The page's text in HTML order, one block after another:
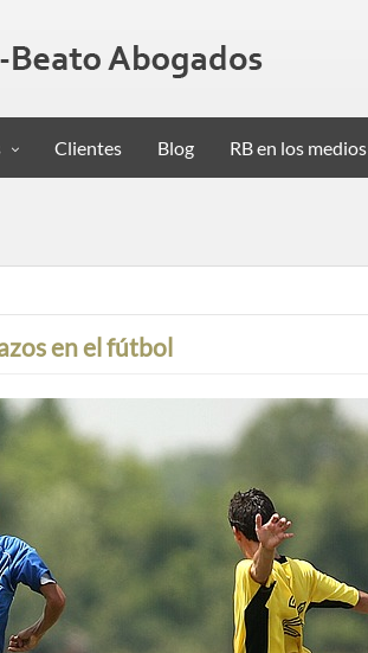
Clientes Blog RB en los medios
en el fútbol